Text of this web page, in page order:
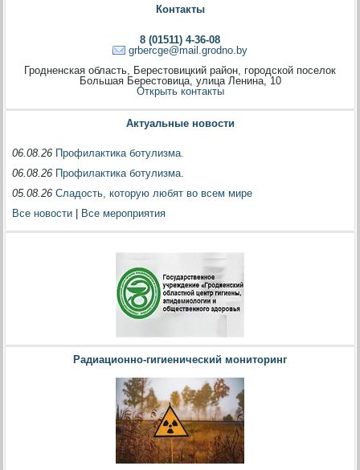
Контакты
8 (01511) 4-36-08
grbercge@mail.grodno.by
Гродненская область, Берестовицкий район, городской поселок
Большая Берестовица, улица Ленина, 10
Открыть контакты
Актуальные новости
06.08.26 Профилактика ботулизма.
06.08.26 Профилактика ботулизма.
05.08.26Сладость, которую любят во всем мире
Все новости
Все мероприятия
Радиационно-гигиенический мониторинг